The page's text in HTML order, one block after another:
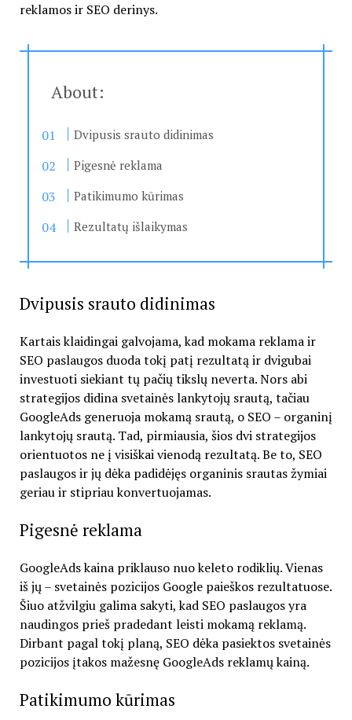
reklamos ir SEO derinys.
About:
Dvipusis srauto didinimas
Pigesnė reklama
Patikimumo kūrimas
Rezultatų išlaikymas
Dvipusis srauto didinimas
Kartais klaidingai galvojama, kad mokama reklama ir
SEO paslaugos duoda tokį patį rezultatą ir dvigubai
investuoti siekiant tų pačių tikslų neverta. Nors abi
strategijos didina svetainės lankytojų srautą, tačiau
GoogleAds generuoja mokamą srautą, o SEO – organinį
lankytojų srautą. Tad, pirmiausia, šios dvi strategijos
orientuotos ne į visiškai vienodą rezultatą. Be to, SEO
paslaugos ir jų dėka padidėjęs organinis srautas žymiai
geriau ir stipriau konvertuojamas.
Pigesnė reklama
GoogleAds kaina priklauso nuo keleto rodiklių. Vienas
iš jų – svetainės pozicijos Google paieškos rezultatuose.
Šiuo atžvilgiu galima sakyti, kad SEO paslaugos yra
naudingos prieš pradedant leisti mokamą reklamą.
Dirbant pagal tokį planą, SEO dėka pasiektos svetainės
pozicijos įtakos mažesnę GoogleAds reklamų kainą.
Patikimumo kūrimas